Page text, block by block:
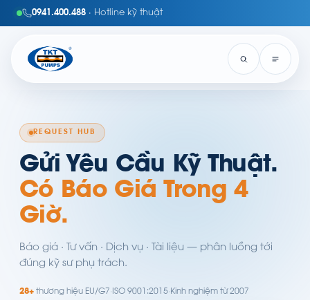
0941.400.488 · Hotline kỹ thuật
REQUEST HUB
Gửi Yêu Cầu Kỹ Thuật.
Có Báo Giá Trong 4
Giờ.
Báo giá · Tư vấn · Dịch vụ · Tài liệu — phân luồng tới
đúng kỹ sư phụ trách.
28+ thương hiệu EU/G7· ISO 9001:2015· Kinh nghiệm từ 2007